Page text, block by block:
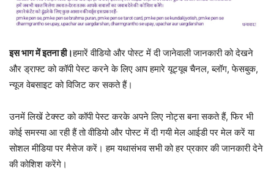
इस भाग में इतना ही।हमारें वीडियो और पोस्ट में दी जानेवाली जानकारी को देखने
और ड्राफ्ट को कॉपी पेस्ट करने के लिए आप हमारे यूट्यूब चैनल, ब्लॉग, फेसबुक,
न्यूज वेबसाइट को विजिट कर सकते हैं।
उनमें लिखें टेक्स्ट को कॉपी पेस्ट करके अपने लिए नोट्स बना सकते हैं, फिर भी
कोई समस्या आ रही हैं तो वीडियो और पोस्ट में दी गयी मेल आईडी पर मेल करें या
सोशल मीडिया पर मैसेज करें। हम यथासंभव सभी को हर प्रकार की जानकारी देने
की कोशिश करेंगे।